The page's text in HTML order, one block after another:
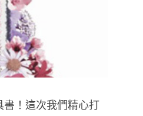
！這次我們精心打